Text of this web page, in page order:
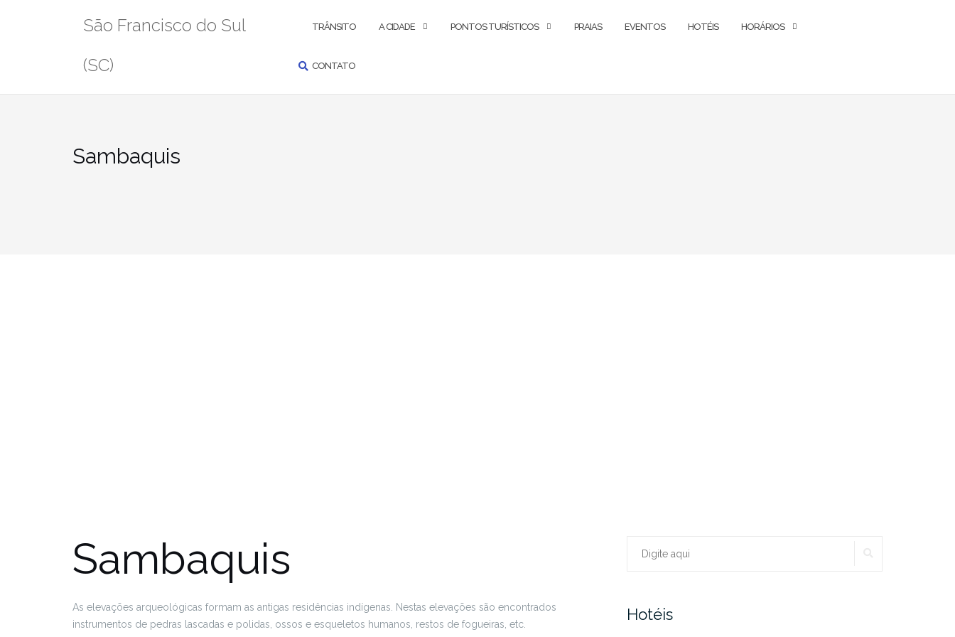
São Francisco do Sul
(SC)
TRÂNSITO A CIDADE PONTOS TURÍSTICOS PRAIAS EVENTOS HOTÉIS HORÁRIOS
CONTATO
Sambaquis
Sambaquis
As elevações arqueológicas formam as antigas residências indígenas. Nestas elevações são encontrados
instrumentos de pedras lascadas e polidas, ossos e esqueletos humanos, restos de fogueiras, etc.
Procurar:
Hotéis